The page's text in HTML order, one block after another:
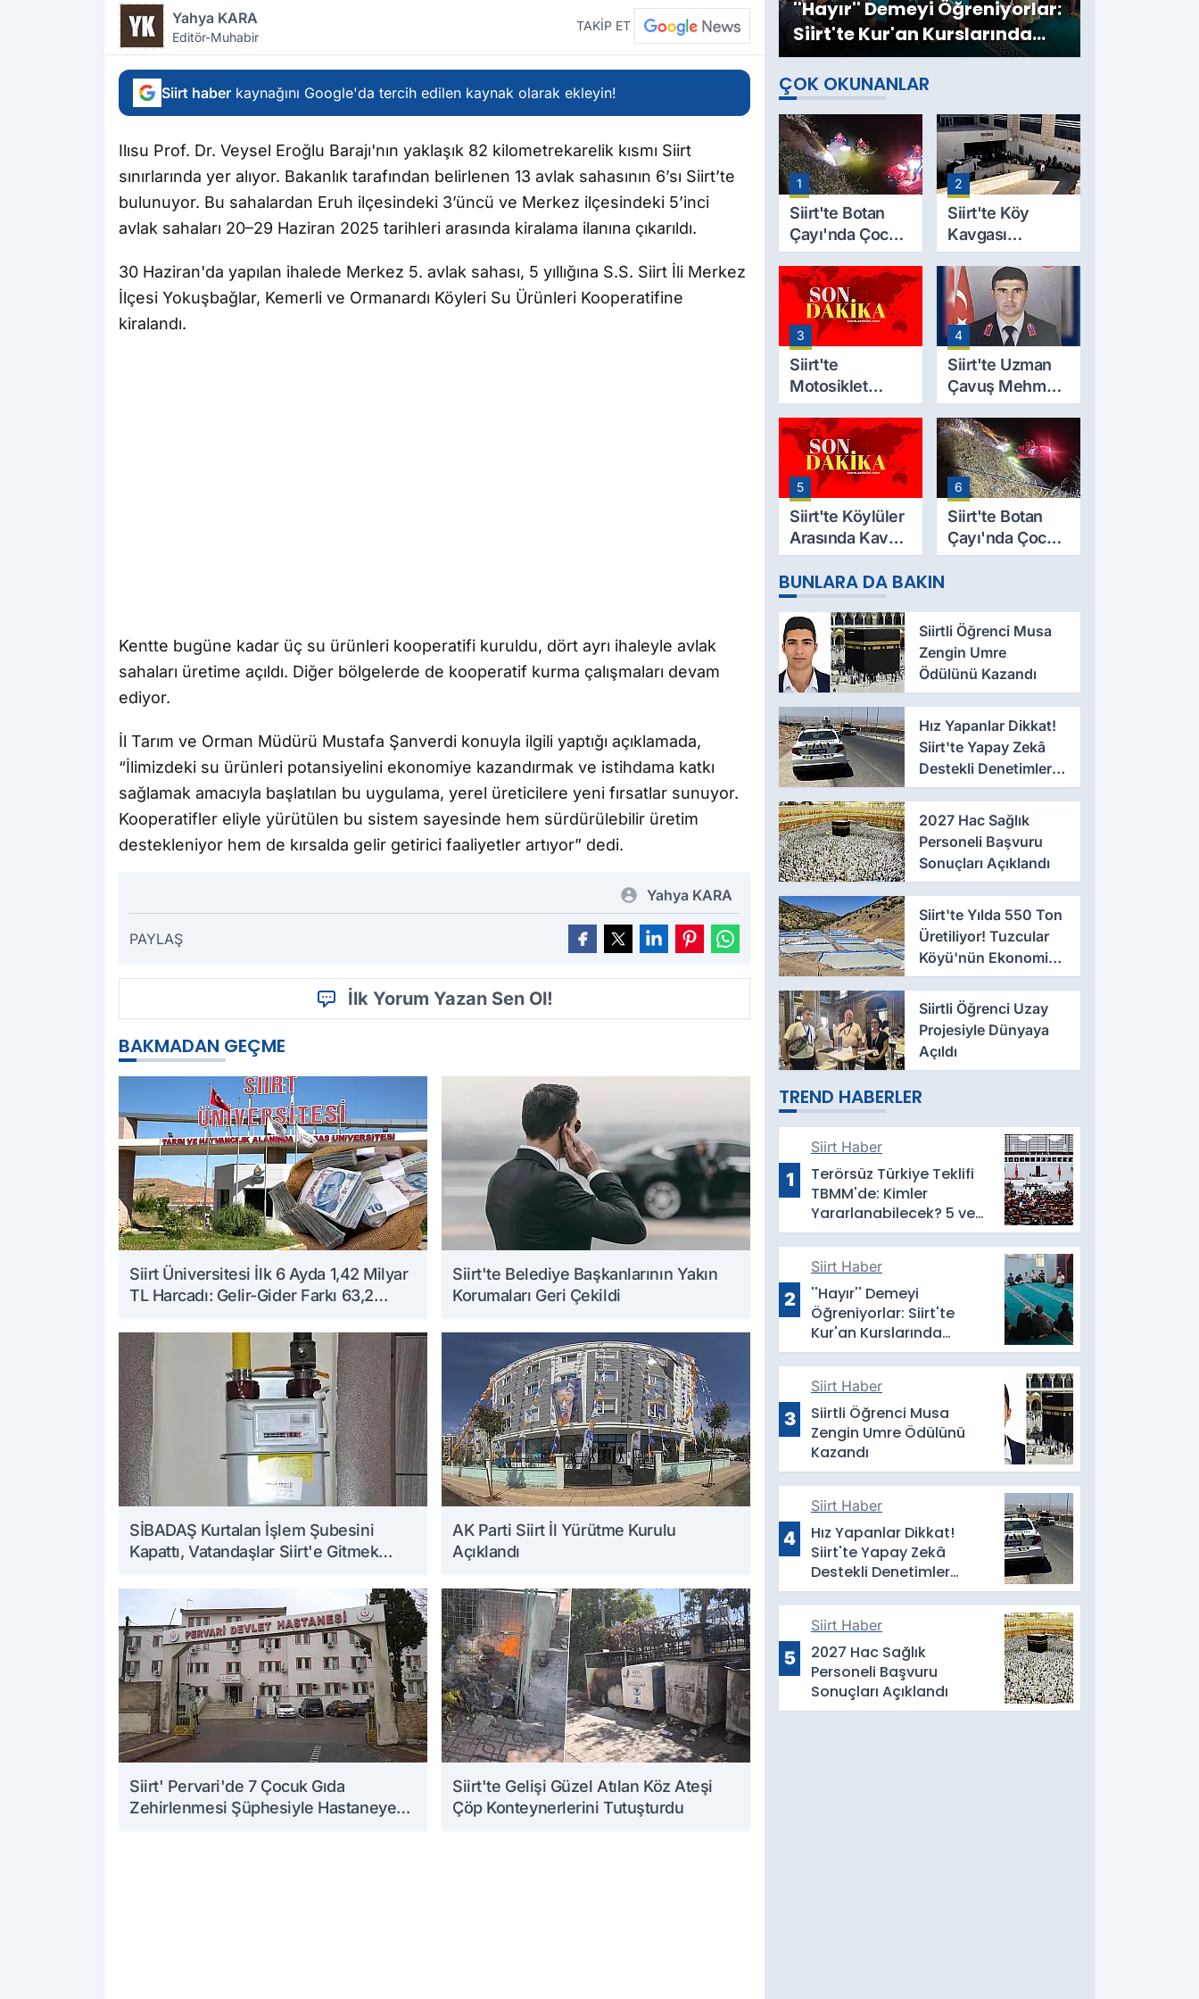
Yahya KARA
Editör-Muhabir
TAKİP ET
Siirt haber kaynağını Google'da tercih edilen kaynak olarak ekleyin!
Ilısu Prof. Dr. Veysel Eroğlu Barajı'nın yaklaşık 82 kilometrekarelik kısmı Siirt
sınırlarında yer alıyor. Bakanlık tarafından belirlenen 13 avlak sahasının 6’sı Siirt’te
bulunuyor. Bu sahalardan Eruh ilçesindeki 3’üncü ve Merkez ilçesindeki 5’inci
avlak sahaları 20–29 Haziran 2025 tarihleri arasında kiralama ilanına çıkarıldı.
30 Haziran'da yapılan ihalede Merkez 5. avlak sahası, 5 yıllığına S.S. Siirt İli Merkez
İlçesi Yokuşbağlar, Kemerli ve Ormanardı Köyleri Su Ürünleri Kooperatifine
kiralandı.
Kentte bugüne kadar üç su ürünleri kooperatifi kuruldu, dört ayrı ihaleyle avlak
sahaları üretime açıldı. Diğer bölgelerde de kooperatif kurma çalışmaları devam
ediyor.
İl Tarım ve Orman Müdürü Mustafa Şanverdi konuyla ilgili yaptığı açıklamada,
“İlimizdeki su ürünleri potansiyelini ekonomiye kazandırmak ve istihdama katkı
sağlamak amacıyla başlatılan bu uygulama, yerel üreticilere yeni fırsatlar sunuyor.
Kooperatifler eliyle yürütülen bu sistem sayesinde hem sürdürülebilir üretim
destekleniyor hem de kırsalda gelir getirici faaliyetler artıyor” dedi.
Yahya KARA
PAYLAŞ
İlk Yorum Yazan Sen Ol!
BAKMADAN GEÇME
Siirt Üniversitesi İlk 6 Ayda 1,42 Milyar
TL Harcadı: Gelir-Gider Farkı 63,2
Siirt'te Belediye Başkanlarının Yakın
Korumaları Geri Çekildi
SİBADAŞ Kurtalan İşlem Şubesini
Kapattı, Vatandaşlar Siirt'e Gitmek
AK Parti Siirt İl Yürütme Kurulu
Açıklandı
Siirt' Pervari'de 7 Çocuk Gıda
Zehirlenmesi Şüphesiyle Hastaneye
Siirt'te Gelişi Güzel Atılan Köz Ateşi
Çöp Konteynerlerini Tutuşturdu
''Hayır'' Demeyi Öğreniyorlar:
Siirt'te Kur'an Kurslarında
Mahremiyet Eğitimi
ÇOK OKUNANLAR
1
Siirt'te Botan
Çayı'nda Çocuk
Cesedi
Bulundu: Kayıp
Baba İçin Arama
Çalışmaları
Başlıyor
2
Siirt'te Köy
Kavgası
Cinayetle
Sonuçlandı:
Selim B.
Hayatını
Kaybetti
3
Siirt'te
Motosiklet
Kazası Can Aldı:
39 Yaşındaki
Mesut Yıldız
Hayatını
Kaybetti
4
Siirt'te Uzman
Çavuş Mehmet
Salih Sarıyer,
Evinde Ölü
Bulundu
5
Siirt'te Köylüler
Arasında Kavga:
2 Yaralı, Birinin
Durumu Ağır
6
Siirt'te Botan
Çayı'nda Çocuk
Cesedi Bulundu
BUNLARA DA BAKIN
Siirtli Öğrenci Musa
Zengin Umre
Ödülünü Kazandı
Hız Yapanlar Dikkat!
Siirt'te Yapay Zekâ
Destekli Denetimler
Başladı
2027 Hac Sağlık
Personeli Başvuru
Sonuçları Açıklandı
Siirt'te Yılda 550 Ton
Üretiliyor! Tuzcular
Köyü'nün Ekonomiye
Katkısı Büyüyor
Siirtli Öğrenci Uzay
Projesiyle Dünyaya
Açıldı
TREND HABERLER
1
Siirt Haber
Terörsüz Türkiye Teklifi
TBMM'de: Kimler
Yararlanabilecek? 5 ve
10 Yıllık Erteleme Dikkat
Çekti
2
Siirt Haber
''Hayır'' Demeyi
Öğreniyorlar: Siirt'te
Kur'an Kurslarında
Mahremiyet Eğitimi
3
Siirt Haber
Siirtli Öğrenci Musa
Zengin Umre Ödülünü
Kazandı
4
Siirt Haber
Hız Yapanlar Dikkat!
Siirt'te Yapay Zekâ
Destekli Denetimler
Başladı
5
Siirt Haber
2027 Hac Sağlık
Personeli Başvuru
Sonuçları Açıklandı